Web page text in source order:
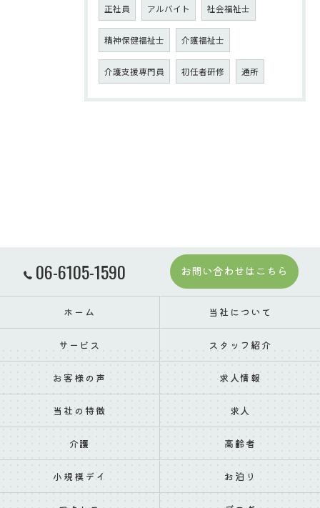
正社員 アルバイト 社会福祉士
精神保健福祉士 介護福祉士
介護支援専門員 初任者研修 通所
06-6105-1590 お問い合わせはこちら
ホーム 当社について
サービス スタッフ紹介
お客様の声 求人情報
当社の特徴 求人
介護 高齢者
小規模デイ お泊り